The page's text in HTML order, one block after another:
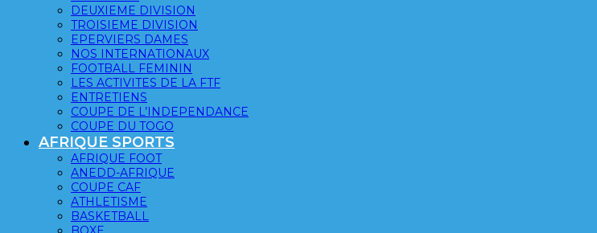
DEUXIEME DIVISION
TROISIEME DIVISION
EPERVIERS DAMES
NOS INTERNATIONAUX
FOOTBALL FEMININ
LES ACTIVITES DE LA FTF
ENTRETIENS
COUPE DE L’INDEPENDANCE
COUPE DU TOGO
AFRIQUE SPORTS
AFRIQUE FOOT
ANEDD-AFRIQUE
COUPE CAF
ATHLETISME
BASKETBALL